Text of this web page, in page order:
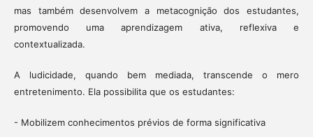
mas também desenvolvem a metacognição dos estudantes,
promovendo uma aprendizagem ativa, reflexiva e
contextualizada.​​
A ludicidade, quando bem mediada, transcende o mero
entretenimento. Ela possibilita que os estudantes:
- Mobilizem conhecimentos prévios de forma significativa